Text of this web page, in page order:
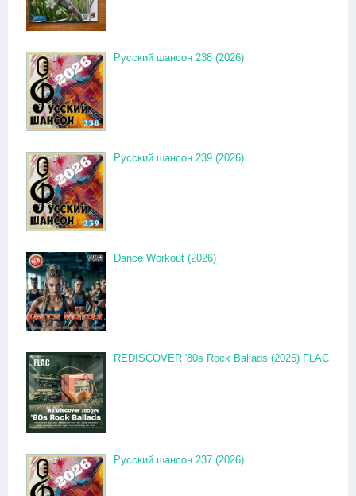
Русский шансон 238 (2026)
Русский шансон 239 (2026)
Dance Workout (2026)
REDISCOVER '80s Rock Ballads (2026) FLAC
Русский шансон 237 (2026)